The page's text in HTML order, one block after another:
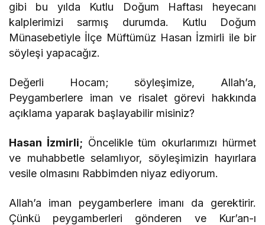
gibi bu yılda Kutlu Doğum Haftası heyecanı
kalplerimizi sarmış durumda. Kutlu Doğum
Münasebetiyle İlçe Müftümüz Hasan İzmirli ile bir
söyleşi yapacağız.
Değerli Hocam; söyleşimize, Allah’a,
Peygamberlere iman ve risalet görevi hakkında
açıklama yaparak başlayabilir misiniz?
Hasan İzmirli; Öncelikle tüm okurlarımızı hürmet
ve muhabbetle selamlıyor, söyleşimizin hayırlara
vesile olmasını Rabbimden niyaz ediyorum.
Allah’a iman peygamberlere imanı da gerektirir.
Çünkü peygamberleri gönderen ve Kur’an-ı